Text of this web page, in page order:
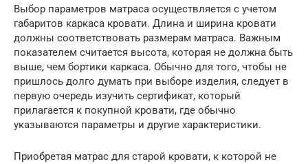
Выбор параметров матраса осуществляется с учетом
габаритов каркаса кровати. Длина и ширина кровати
должны соответствовать размерам матраса. Важным
показателем считается высота, которая не должна быть
выше, чем бортики каркаса. Обычно для того, чтобы не
пришлось долго думать при выборе изделия, следует в
первую очередь изучить сертификат, который
прилагается к покупной кровати, где обычно
указываются параметры и другие характеристики.
Приобретая матрас для старой кровати, к которой не